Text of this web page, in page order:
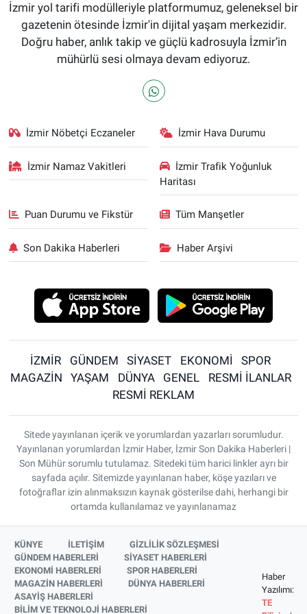
İzmir yol tarifi modülleriyle platformumuz, geleneksel bir
gazetenin ötesinde İzmir'in dijital yaşam merkezidir.
Doğru haber, anlık takip ve güçlü kadrosuyla İzmir’in
mühürlü sesi olmaya devam ediyoruz.
İzmir Nöbetçi Eczaneler İzmir Hava Durumu
İzmir Namaz Vakitleri
İzmir Trafik Yoğunluk
Haritası
Puan Durumu ve Fikstür Tüm Manşetler
Son Dakika Haberleri Haber Arşivi
İZMİR GÜNDEM SİYASET EKONOMİ
SPOR
MAGAZİN
YAŞAM DÜNYA GENEL
RESMİ İLANLAR
RESMİ REKLAM
Sitede yayınlanan içerik ve yorumlardan yazarları sorumludur.
Yayınlanan yorumlardan İzmir Haber, İzmir Son Dakika Haberleri |
Son Mühür sorumlu tutulamaz. Sitedeki tüm harici linkler ayrı bir
sayfada açılır. Sitemizde yayınlanan haber, köşe yazıları ve
fotoğraflar izin alınmaksızın kaynak gösterilse dahi, herhangi bir
ortamda kullanılamaz ve yayınlanamaz
KÜNYE İLETİŞİM
GİZLİLİK SÖZLEŞMESİ
GÜNDEM HABERLERİ
SİYASET HABERLERİ
EKONOMİ HABERLERİ
SPOR HABERLERİ
MAGAZİN HABERLERİ
DÜNYA HABERLERİ
ASAYİŞ HABERLERİ
BİLİM VE TEKNOLOJİ HABERLERİ
Haber
Yazılımı:
TE